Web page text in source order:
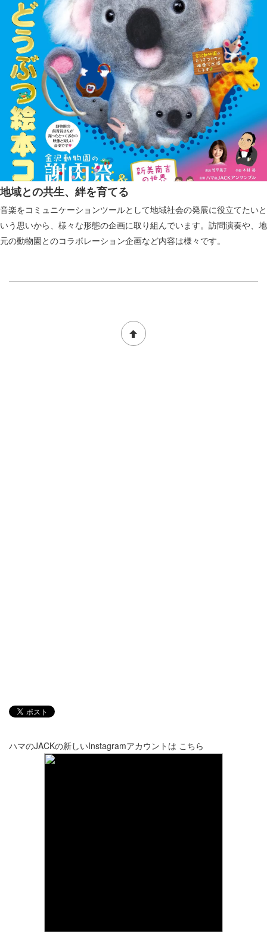
地域との共生、絆を育てる
音楽をコミュニケーションツールとして地域社会の発展に役立てたいと
いう思いから、様々な形態の企画に取り組んでいます。訪問演奏や、地
元の動物園とのコラボレーション企画など内容は様々です。
ハマのJACKの新しいInstagramアカウントは こちら